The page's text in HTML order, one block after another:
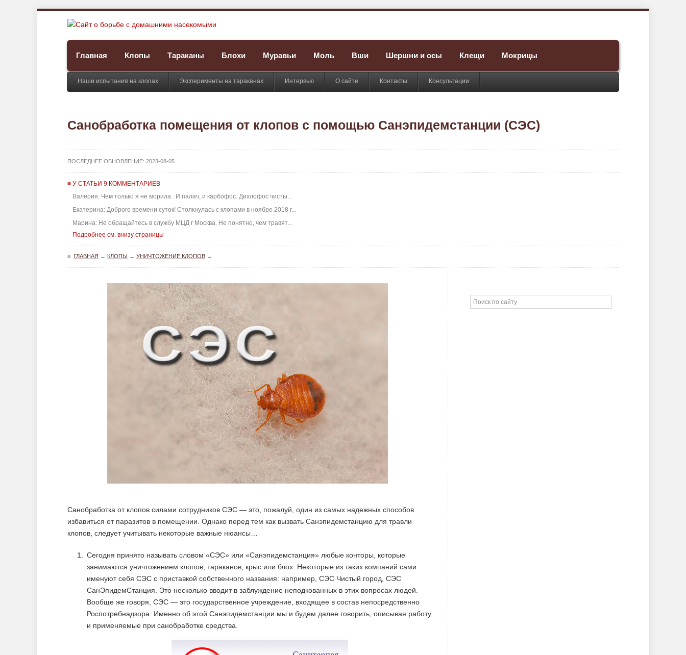
Главная Клопы Тараканы Блохи Муравьи Моль Вши Шершни и осы Клещи Мокрицы
Наши испытания на клопах Эксперименты на тараканах Интервью О сайте Контакты Консультации
Санобработка помещения от клопов с помощью Санэпидемстанции (СЭС)
ПОСЛЕДНЕЕ ОБНОВЛЕНИЕ: 2023-08-05
≡ У СТАТЬИ 9 КОММЕНТАРИЕВ
Валерия: Чем только я не морила . И палач, и карбофос. Дихлофос чисты...
Екатерина: Доброго времени суток! Столкнулась с клопами в ноябре 2018 г...
Марина: Не обращайтесь в службу МЦД г Москва. Не понятно, чем травят...
Подробнее см. внизу страницы
≡ ГЛАВНАЯ → КЛОПЫ → УНИЧТОЖЕНИЕ КЛОПОВ →
Санобработка от клопов силами сотрудников СЭС — это, пожалуй, один из самых надежных способов
избавиться от паразитов в помещении. Однако перед тем как вызвать Санэпидемстанцию для травли
клопов, следует учитывать некоторые важные нюансы…
Сегодня принято называть словом «СЭС» или «Санэпидемстанция» любые конторы, которые
занимаются уничтожением клопов, тараканов, крыс или блох. Некоторые из таких компаний сами
именуют себя СЭС с приставкой собственного названия: например, СЭС Чистый город, СЭС
СанЭпидемСтанция. Это несколько вводит в заблуждение неподкованных в этих вопросах людей.
Вообще же говоря, СЭС — это государственное учреждение, входящее в состав непосредственно
Роспотребнадзора. Именно об этой Санэпидемстанции мы и будем далее говорить, описывая работу
и применяемые при санобработке средства.